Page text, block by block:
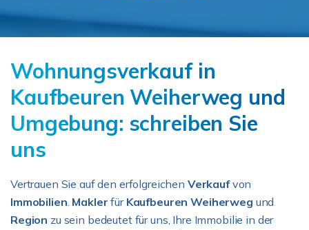
Wohnungsverkauf in
Kaufbeuren Weiherweg und
Umgebung: schreiben Sie
uns
Vertrauen Sie auf den erfolgreichen Verkaufvon
Immobilien. Maklerfür Kaufbeuren Weiherweg und
Region zu sein bedeutet für uns, Ihre Immobilie in der